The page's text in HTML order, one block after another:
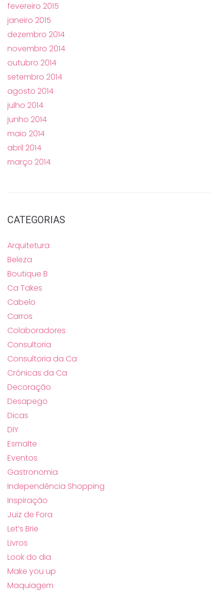
fevereiro 2015
janeiro 2015
dezembro 2014
novembro 2014
outubro 2014
setembro 2014
agosto 2014
julho 2014
junho 2014
maio 2014
abril 2014
março 2014
CATEGORIAS
Arquitetura
Beleza
Boutique B
Ca Takes
Cabelo
Carros
Colaboradores
Consultoria
Consultoria da Ca
Crônicas da Ca
Decoração
Desapego
Dicas
DIY
Esmalte
Eventos
Gastronomia
Independência Shopping
Inspiração
Juiz de Fora
Let’s Brie
Livros
Look do dia
Make you up
Maquiagem